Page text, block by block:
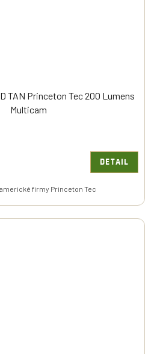
TAN Princeton Tec 200 Lumens
Multicam
DETAIL
firmy Princeton Tec